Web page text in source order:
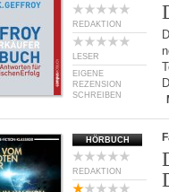
REDAKTION
LESER
EIGENE
REZENSION
SCHREIBEN
HÖRBUCH
REDAKTION